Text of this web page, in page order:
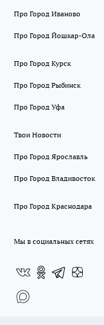
Про Город Иваново
Про Город Йошкар-Ола
Про Город Курск
Про Город Рыбинск
Про Город Уфа
Твои Новости
Про Город Ярославль
Про Город Владивосток
Про Город Краснодара
Мы в социальных сетях